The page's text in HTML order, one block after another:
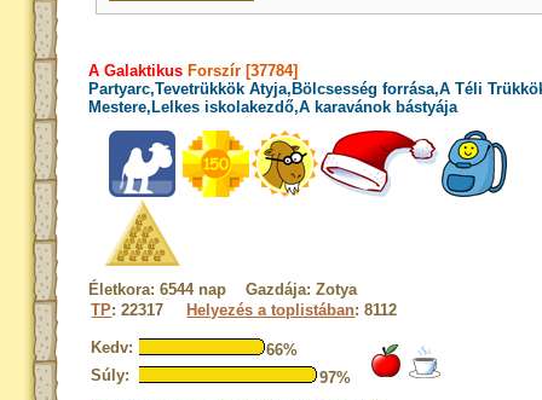
A Galaktikus Forszír [37784]
Partyarc,Tevetrükkök Atyja,Bölcsesség forrása,A Téli
Mestere,Lelkes iskolakezdő,A karavánok bástyája
Életkora: 6544 nap Gazdája: Zotya
TP: 22317 Helyezés a toplistában: 8112
Kedv:
66%
Súly:
97%